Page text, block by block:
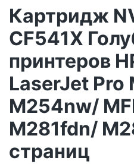
Картридж
CF541X
принтеров
LaserJet
M254nw/
M281fdn/
страниц